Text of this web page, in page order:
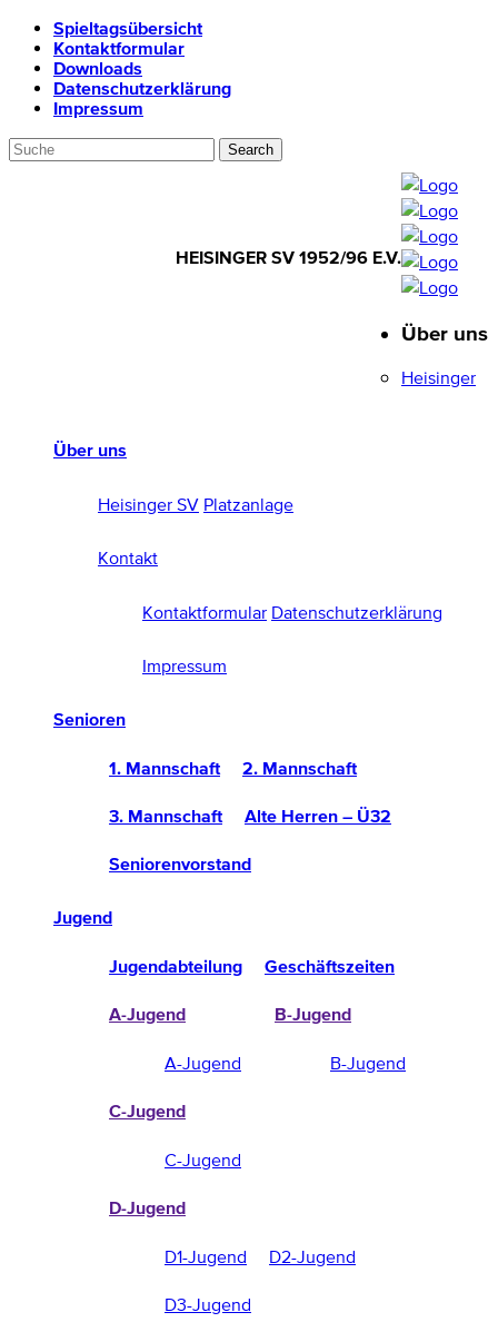
Spieltagsübersicht
Kontaktformular
Downloads
Datenschutzerklärung
Impressum
HEISINGER SV 1952/96 E.V.
1952/96 E.V.
Über uns
Heisinger SV Platzanlage
Kontakt
Kontaktformular Datenschutzerklärung
Impressum
Senioren
1. Mannschaft 2. Mannschaft
3. Mannschaft Alte Herren – Ü32
Seniorenvorstand
Jugend
Jugendabteilung Geschäftszeiten
A-Jugend
A-Jugend
B-Jugend
B-Jugend
C-Jugend
C-Jugend
D-Jugend
D1-Jugend
D2-Jugend
D3-Jugend
Über uns
Heisinger